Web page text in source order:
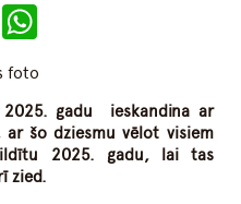
LinkedIn
foto
2025. gadu ieskandina ar
šo dziesmu vēlot visiem
2025. gadu, lai tas
zied.